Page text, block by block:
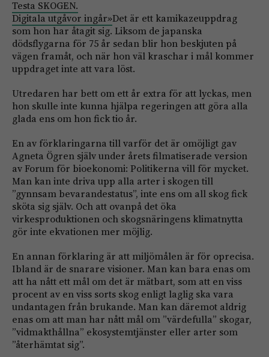
Testa SKOGEN.
Digitala utgåvor ingår»Det är ett kamikazeuppdrag
som hon har åtagit sig. Liksom de japanska
dödsflygarna för 75 år sedan blir hon beskjuten på
vägen framåt, och när hon väl kraschar i mål kommer
uppdraget inte att vara löst.
Utredaren har bett om ett år extra för att lyckas, men
hon skulle inte kunna hjälpa regeringen att göra alla
glada ens om hon fick tio år.
En av förklaringarna till varför det är omöjligt gav
Agneta Ögren själv under årets filmatiserade version
av Forum för bioekonomi: Politikerna vill för mycket.
Man kan inte driva upp alla arter i skogen till
”gynnsam bevarandestatus”, inte ens om all skog fick
sköta sig själv. Och att ovanpå det öka
virkesproduktionen och skogsnäringens klimatnytta
gör inte ekvationen mer möjlig.
En annan förklaring är att miljömålen är för oprecisa.
Ibland är de snarare visioner. Man kan bara enas om
att ha nått ett mål om det är mätbart, som att en viss
procent av en viss sorts skog enligt laglig ska vara
undantagen från brukande. Man kan däremot aldrig
enas om att man har nått mål om ”värdefulla” skogar,
”vidmakthållna” ekosystemtjänster eller arter som
”återhämtat sig”.